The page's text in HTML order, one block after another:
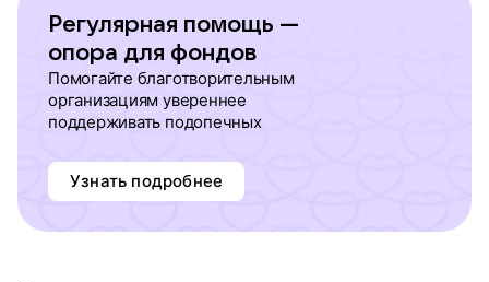
Регулярная помощь —
опора для фондов
Помогайте благотворительным
организациям увереннее
поддерживать подопечных
Узнать подробнее